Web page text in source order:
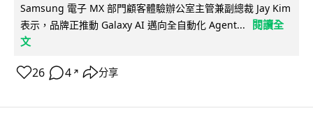
Samsung 電子 MX 部門顧客體驗辦公室主管兼副總裁 Jay Kim
表示，品牌正推動 Galaxy AI 邁向全自動化 Agent...
閱讀全
文
26 4 ↗ 分享